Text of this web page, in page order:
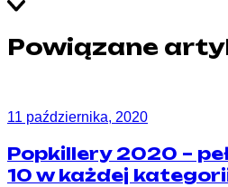
Powiązane
11 października, 2020
Popkillery 2020 –
10 w każdej